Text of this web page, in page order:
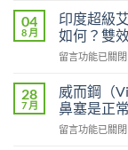
期
服
用
雙
犀
利
士
會
04
8 月
印度超級
如何？雙
在
度
超
級
艾
留言功能已關閉
28
7 月
威而鋼（
鼻塞是正
在
留言功能已關閉